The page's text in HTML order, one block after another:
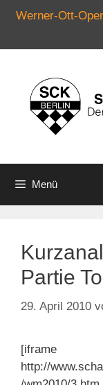
Werner-Ott-
springen
Menü
Partie
29. April 2010
[iframe
http://